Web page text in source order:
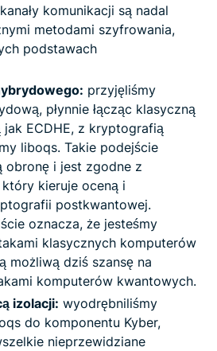
komunikacji są nadal
metodami szyfrowania,
podstawach
przyjęliśmy
płynnie łącząc klasyczną
ECDHE, z kryptografią
liboqs. Takie podejście
obronę i jest zgodne z
który kieruje oceną i
postkwantowej.
oznacza, że ​​jesteśmy
klasycznych komputerów
możliwą dziś szansę na
komputerów kwantowych.
izolacji: wyodrębniliśmy
do komponentu Kyber,
nieprzewidziane